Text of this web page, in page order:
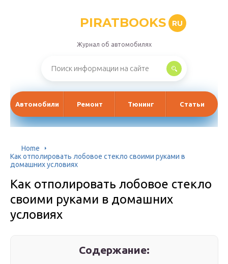
PIRATBOOKS RU
Журнал об автомобилях
Автомобили Ремонт Тюнинг Статьи
Home
Как отполировать лобовое стекло своими руками в
домашних условиях
Как отполировать лобовое стекло
своими руками в домашних
условиях
Содержание: